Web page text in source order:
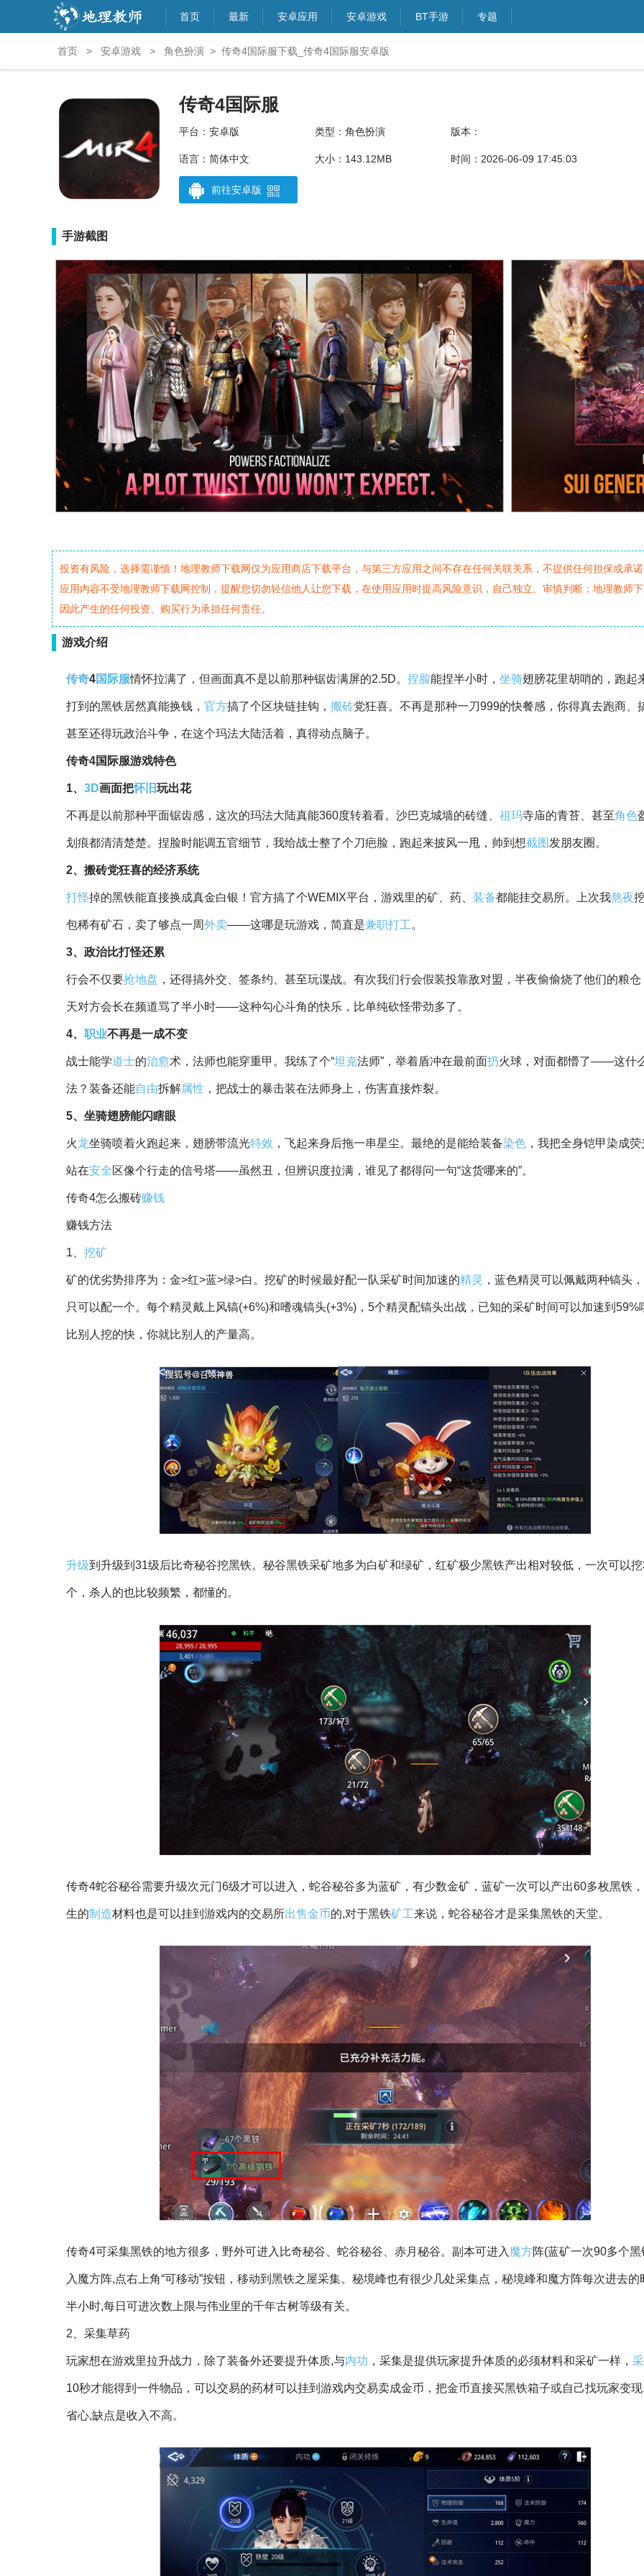
首页 最新 安卓应用 安卓游戏 BT手游 专题
首页 > 安卓游戏 > 角色扮演 > 传奇4国际服下载_传奇4国际服安卓版
传奇4国际服
平台：安卓版 类型：角色扮演 版本：
语言：简体中文 大小：143.12MB 时间：2026-06-09 17:45:03
前往安卓版
手游截图
投资有风险，选择需谨慎！地理教师下载网仅为应用商店下载平台，与第三方应用之间不存在任何关联关系，不提供任何担保或承
应用内容不受地理教师下载网控制，提醒您切勿轻信他人让您下载，在使用应用时提高风险意识，自己独立、审慎判断；地理教师
因此产生的任何投资、购买行为承担任何责任。
游戏介绍
传奇4国际服情怀拉满了，但画面真不是以前那种锯齿满屏的2.5D。 捏脸能捏半小时， 坐骑翅膀花里胡哨的，跑起
打到的黑铁居然真能换钱， 官方搞了个区块链挂钩， 搬砖党狂喜。不再是那种一刀999的快餐感，你得真去跑商、
甚至还得玩政治斗争，在这个玛法大陆活着，真得动点脑子。
传奇4国际服游戏特色
1、 3D画面把怀旧玩出花
不再是以前那种平面锯齿感，这次的玛法大陆真能360度转着看。沙巴克城墙的砖缝、 祖玛寺庙的青苔、甚至角色
划痕都清清楚楚。捏脸时能调五官细节，我给战士整了个刀疤脸，跑起来披风一甩，帅到想截图 发朋友圈。
2、搬砖党狂喜的经济系统
打怪掉的黑铁能直接换成真金白银！官方搞了个WEMIX平台，游戏里的矿、药、 装备都能挂交易所。上次我熬夜
包稀有矿石，卖了够点一周外卖——这哪是玩游戏，简直是兼职打工 。
3、政治比打怪还累
行会不仅要抢地盘 ，还得搞外交、签条约、甚至玩谍战。有次我们行会假装投靠敌对盟，半夜偷偷烧了他们的粮
天对方会长在频道骂了半小时——这种勾心斗角的快乐，比单纯砍怪带劲多了。
4、 职业不再是一成不变
战士能学道士的治愈术，法师也能穿重甲。我练了个“坦克法师”，举着盾冲在最前面扔火球，对面都懵了——这什
法？装备还能自由拆解属性 ，把战士的暴击装在法师身上，伤害直接炸裂。
5、坐骑翅膀能闪瞎眼
火龙坐骑喷着火跑起来，翅膀带流光特效 ，飞起来身后拖一串星尘。最绝的是能给装备染色 ，我把全身铠甲染成
站在安全区像个行走的信号塔——虽然丑，但辨识度拉满，谁见了都得问一句“这货哪来的”。
传奇4怎么搬砖赚钱
赚钱方法
1、 挖矿
矿的优劣势排序为：金>红>蓝>绿>白。挖矿的时候最好配一队采矿时间加速的精灵 ，蓝色精灵可以佩戴两种镐头
只可以配一个。每个精灵戴上风镐(+6%)和嗜魂镐头(+3%)，5个精灵配镐头出战，已知的采矿时间可以加速到59%
比别人挖的快，你就比别人的产量高。
升级到升级到31级后比奇秘谷挖黑铁。秘谷黑铁采矿地多为白矿和绿矿，红矿极少黑铁产出相对较低，一次可以
个，杀人的也比较频繁，都懂的。
传奇4蛇谷秘谷需要升级次元门6级才可以进入，蛇谷秘谷多为蓝矿，有少数金矿，蓝矿一次可以产出60多枚黑铁
生的制造材料也是可以挂到游戏内的交易所出售金币的,对于黑铁矿工来说，蛇谷秘谷才是采集黑铁的天堂。
传奇4可采集黑铁的地方很多，野外可进入比奇秘谷、蛇谷秘谷、赤月秘谷。副本可进入 魔方阵(蓝矿一次90多个
入魔方阵,点右上角“可移动”按钮，移动到黑铁之屋采集。秘境峰也有很少几处采集点，秘境峰和魔方阵每次进去的
半小时,每日可进次数上限与伟业里的千年古树等级有关。
2、采集草药
玩家想在游戏里拉升战力，除了装备外还要提升体质,与内功 ，采集是提供玩家提升体质的必须材料和采矿一样，
10秒才能得到一件物品，可以交易的药材可以挂到游戏内交易卖成金币，把金币直接买黑铁箱子或自己找玩家变
省心,缺点是收入不高。